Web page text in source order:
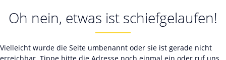
Oh nein, etwas ist schiefgelaufen!
Vielleicht wurde die Seite umbenannt oder sie ist gerade nicht